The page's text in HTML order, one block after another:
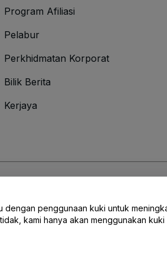
Program Afiliasi
Pelabur
Perkhidmatan Korporat
Bilik Berita
Kerjaya
penggunaan kuki untuk
kami hanya akan menggunakan kuki